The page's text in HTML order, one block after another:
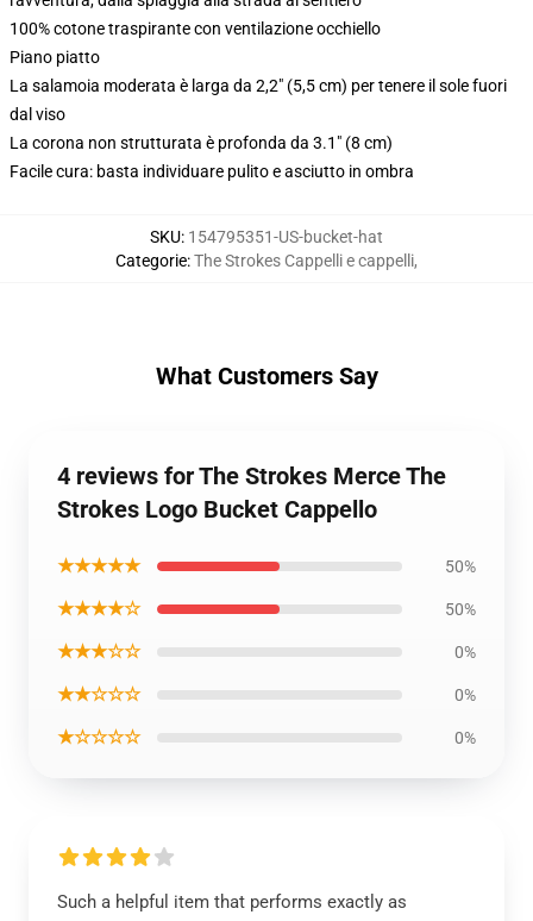
100% cotone traspirante con ventilazione occhiello
Piano piatto
La salamoia moderata è larga da 2,2" (5,5 cm) per tenere il sole fuori
dal viso
La corona non strutturata è profonda da 3.1" (8 cm)
Facile cura: basta individuare pulito e asciutto in ombra
SKU: 154795351-US-bucket-hat
Categorie:The Strokes Cappelli e cappelli,
What Customers Say
4 reviews for The Strokes Merce The
Strokes Logo Bucket Cappello
★★★★★ 50%
★★★★☆ 50%
★★★☆☆ 0%
★★☆☆☆ 0%
★☆☆☆☆ 0%
Such a helpful item that performs exactly as